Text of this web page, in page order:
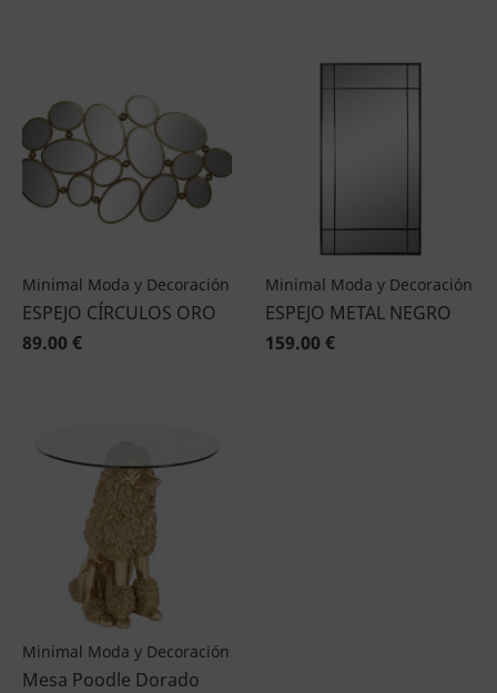
Minimal Moda y Decoración
ESPEJO CÍRCULOS ORO
89.00 €
Minimal Moda y Decoración
ESPEJO METAL NEGRO
159.00 €
Minimal Moda y Decoración
Mesa Poodle Dorado